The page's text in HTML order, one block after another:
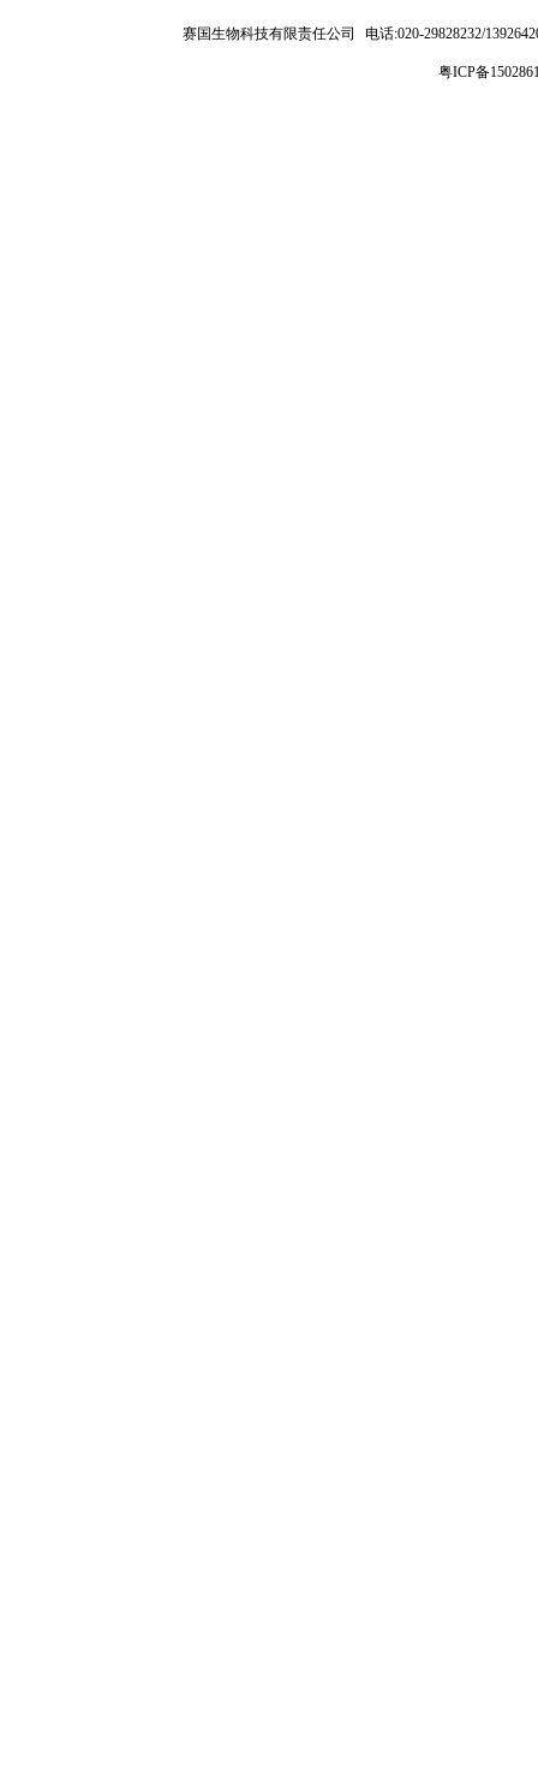
赛国生物科技有限责任公司 电话:020-29828232/
粤ICP备